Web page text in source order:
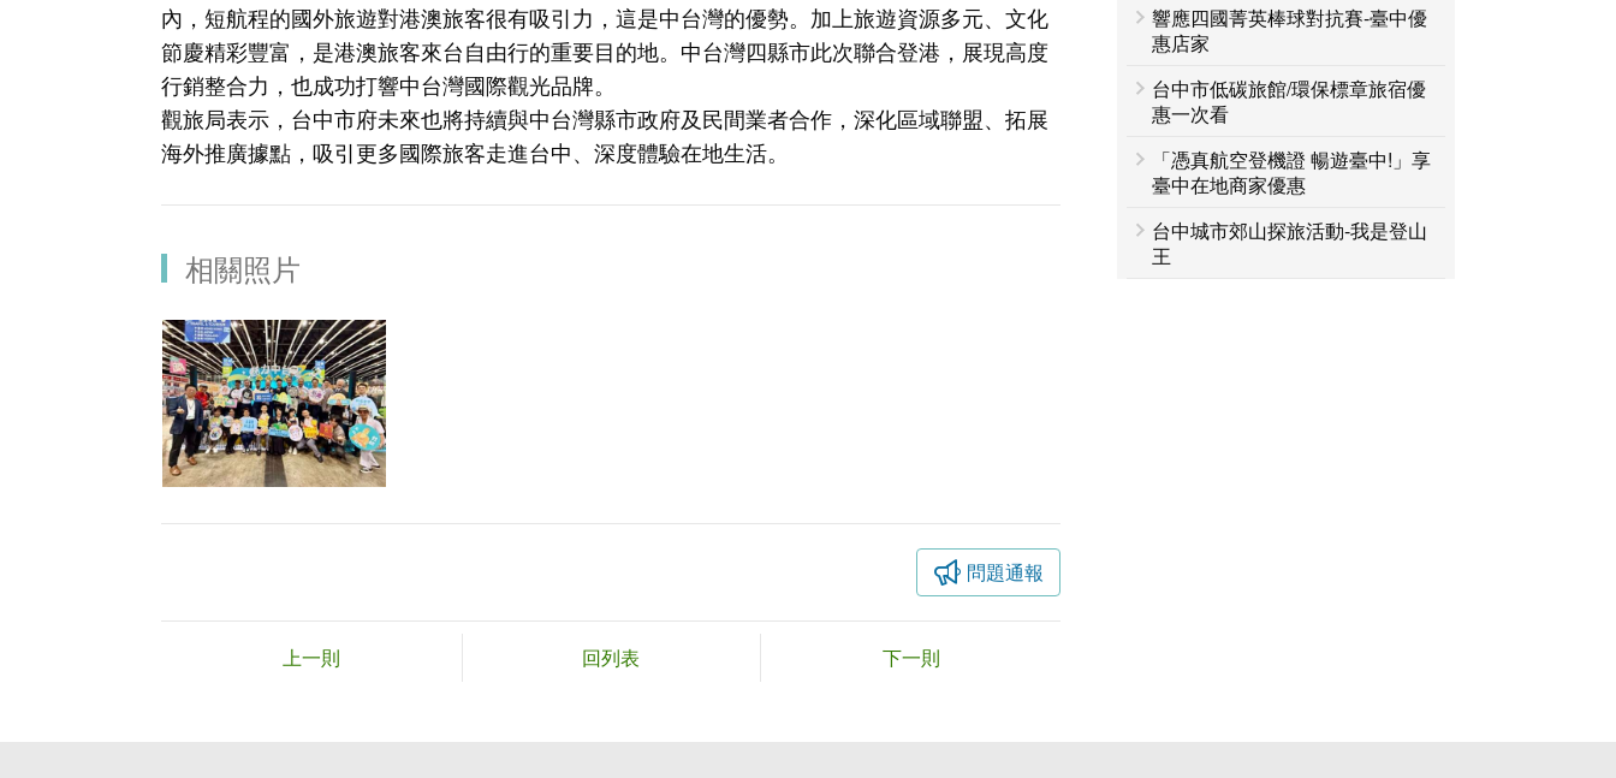
內，短航程的國外旅遊對港澳旅客很有吸引力，這是中台灣的優勢。加上旅遊資源多元、文化
節慶精彩豐富，是港澳旅客來台自由行的重要目的地。中台灣四縣市此次聯合登港，展現高度
行銷整合力，也成功打響中台灣國際觀光品牌。
觀旅局表示，台中市府未來也將持續與中台灣縣市政府及民間業者合作，深化區域聯盟、拓展
海外推廣據點，吸引更多國際旅客走進台中、深度體驗在地生活。
相關照片
問題通報
上一則 回列表 下一則
響應四國菁英棒球對抗賽-臺中優
惠店家
台中市低碳旅館/環保標章旅宿優
惠一次看
「憑真航空登機證 暢遊臺中!」享
臺中在地商家優惠
台中城市郊山探旅活動-我是登山
王